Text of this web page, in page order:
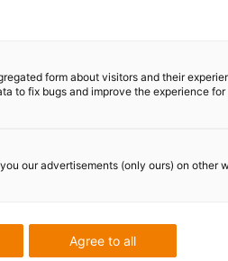
Livraisons et
Du lundi au vendredi de 8h à
Permanence assurée par
24h/24
form about visitors and their
to fix bugs and improve the experience for
our advertisements (only ours) on other
Agree to all